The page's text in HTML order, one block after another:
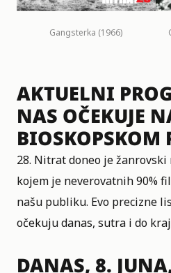
Gangsterka (1966)
AKTUELNI
NAS OČEKUJE
BIOSKOPSKOM
28. Nitrat doneo je
kojem je neverovatnih 90%
našu publiku. Evo precizne
očekuju danas, sutra i do
DANAS, 8.